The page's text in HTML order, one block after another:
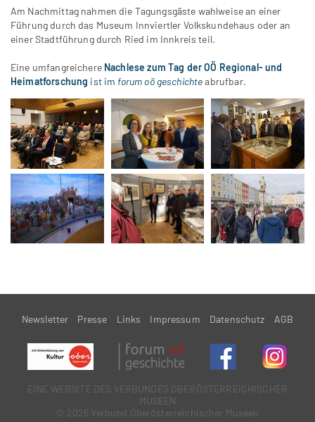
Am Nachmittag nahmen die Tagungsgäste wahlweise an einer
Führung durch das Museum Innviertler Volkskundehaus oder an
einer Stadtführung durch Ried im Innkreis teil.
Eine umfangreichere Nachlese zum Tag der OÖ Regional- und
Heimatforschung ist im forum oö geschichteabrufbar.
Newsletter Presse Links Impressum Datenschutz AGB
EINE WEBSITE DES VERBUNDES OBERÖSTERREiCHISCHER
MUSEEN
© 2026 Verbund Oberösterreichischer Museen